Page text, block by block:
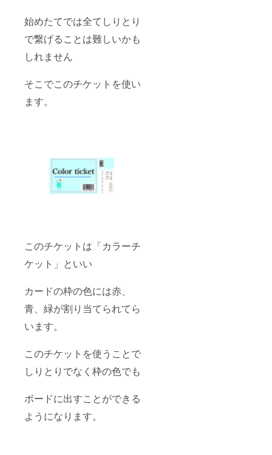
始めたてでは全てしりとり
で繋げることは難しいかも
しれません
そこでこのチケットを使い
ます。
このチケットは「カラーチ
ケット」といい
カードの枠の色には赤、
青、緑が割り当てられてら
います。
このチケットを使うことで
しりとりでなく枠の色でも
ボードに出すことができる
ようになります。